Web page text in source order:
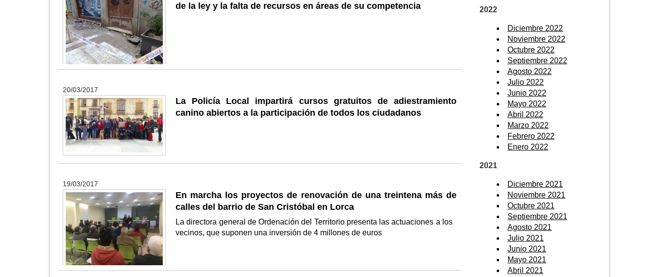
de la ley y la falta de recursos en áreas de su competencia
20/03/2017
La Policía Local impartirá cursos gratuitos de adiestramiento
canino abiertos a la participación de todos los ciudadanos
19/03/2017
En marcha los proyectos de renovación de una treintena más de
calles del barrio de San Cristóbal en Lorca
La directora general de Ordenación del Territorio presenta las actuaciones a los
vecinos, que suponen una inversión de 4 millones de euros
2022
Diciembre 2022
Noviembre 2022
Octubre 2022
Septiembre 2022
Agosto 2022
Julio 2022
Junio 2022
Mayo 2022
Abril 2022
Marzo 2022
Febrero 2022
Enero 2022
2021
Diciembre 2021
Noviembre 2021
Octubre 2021
Septiembre 2021
Agosto 2021
Julio 2021
Junio 2021
Mayo 2021
Abril 2021